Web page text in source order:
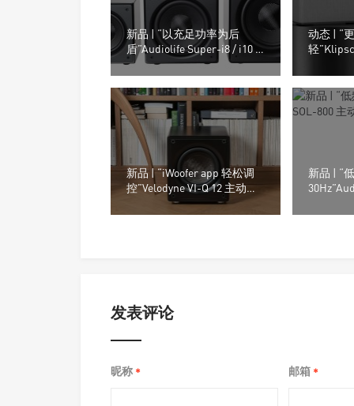
新品 | “以充足功率为后
盾”Audiolife Super-i8 / i10 /
i12 主动式超低音音箱
动态 | “
轻
持App调
新品 | “iWoofer app 轻松调
控”Velodyne VI-Q 12 主动式
超低音音箱
新品 | “
发表评论
昵称 * 邮箱 *